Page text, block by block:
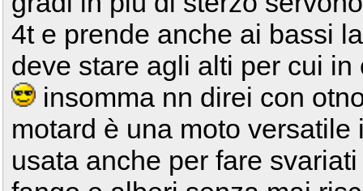
4t e prende anche ai bassi
deve stare agli alti per cui
insomma nn direi con
motard è una moto
usata anche per fare